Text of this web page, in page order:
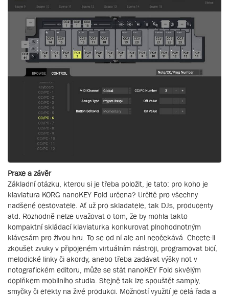
Praxe a závěr
Základní otázku, kterou si je třeba položit, je tato: pro koho je
klaviatura KORG nanoKEY Fold určena? Určitě pro všechny
nadšené cestovatele. Ať už pro skladatele, tak DJs, producenty
atd. Rozhodně nelze uvažovat o tom, že by mohla takto
kompaktní skládací klaviaturka konkurovat plnohodnotným
klávesám pro živou hru. To se od ní ale ani neočekává. Chcete-li
zkoušet zvuky v připojeném virtuálním nástroji, programovat bicí,
melodické linky či akordy, anebo třeba zadávat výšky not v
notografickém editoru, může se stát nanoKEY Fold skvělým
doplňkem mobilního studia. Stejně tak lze spouštět samply,
smyčky či efekty na živé produkci. Možností využití je celá řada a